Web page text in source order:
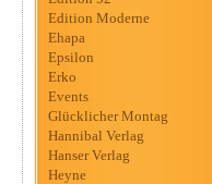
Edition Moderne
Ehapa
Epsilon
Erko
Events
Glücklicher Montag
Hannibal Verlag
Hanser Verlag
Heyne